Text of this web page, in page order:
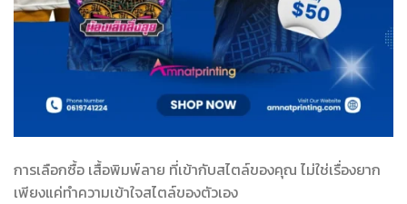
การเลือกซื้อ เสื้อพิมพ์ลาย ที่เข้ากับสไตล์ของคุณ ไม่ใช่เรื่องยาก
เพียงแค่ทำความเข้าใจสไตล์ของตัวเอง